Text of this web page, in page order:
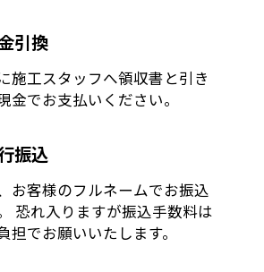
引換
施工スタッフへ領収書と引き
金でお支払いください。
振込
お客様のフルネームでお振込
恐れ入りますが振込手数料は
担でお願いいたします。